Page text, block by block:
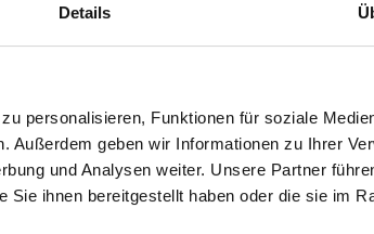
Details
personalisieren, Funktionen für soziale
Außerdem geben wir Informationen zu Ihrer
und Analysen weiter. Unsere Partner
ihnen bereitgestellt haben oder die sie im